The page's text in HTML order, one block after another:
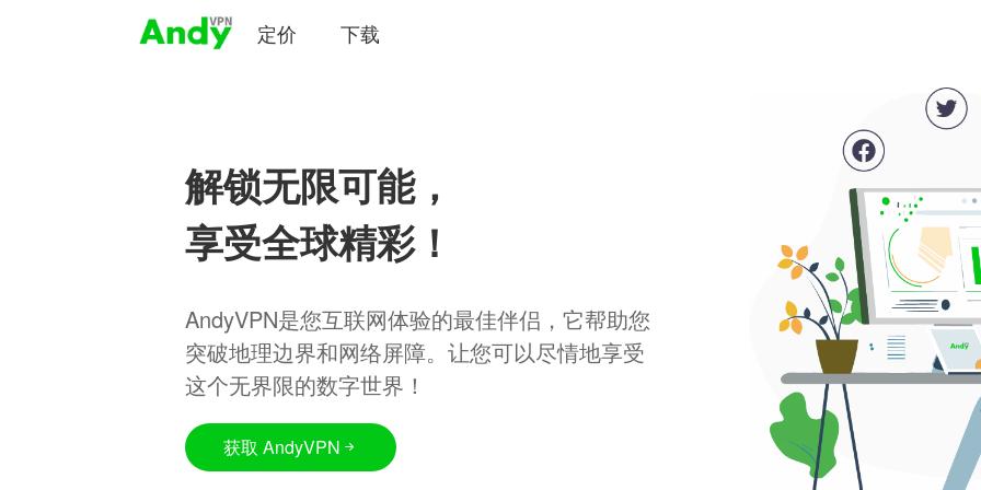
定价 下载
解锁无限可能，
享受全球精彩！
AndyVPN是您互联网体验的最佳伴侣，它帮助您
突破地理边界和网络屏障。让您可以尽情地享受
这个无界限的数字世界！
获取 AndyVPN